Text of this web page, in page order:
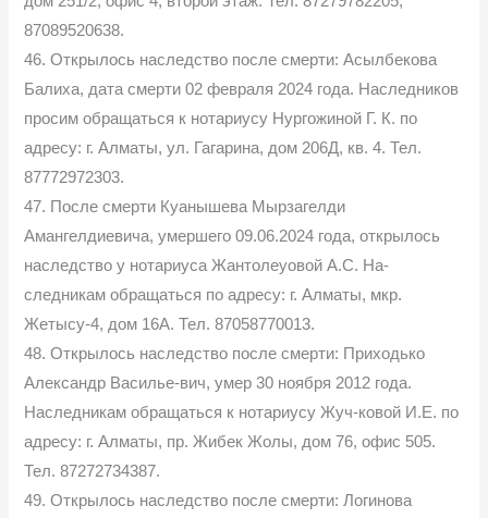
87089520638.
46. Открылось наследство после смерти: Асылбекова
Балиха, дата смерти 02 февраля 2024 года. Наследников
просим обращаться к нотариусу Нургожиной Г. К. по
адресу: г. Алматы, ул. Гагарина, дом 206Д, кв. 4. Тел.
87772972303.
47. После смерти Куанышева Мырзагелди
Амангелдиевича, умершего 09.06.2024 года, открылось
наследство у нотариуса Жантолеуовой А.С. На-
следникам обращаться по адресу: г. Алматы, мкр.
Жетысу-4, дом 16А. Тел. 87058770013.
48. Открылось наследство после смерти: Приходько
Александр Василье-вич, умер 30 ноября 2012 года.
Наследникам обращаться к нотариусу Жуч-ковой И.Е. по
адресу: г. Алматы, пр. Жибек Жолы, дом 76, офис 505.
Тел. 87272734387.
49. Открылось наследство после смерти: Логинова